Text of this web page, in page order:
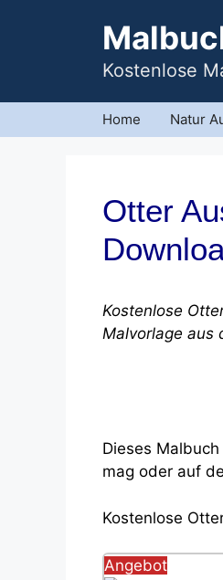
Kostenlose
Home Natur
Otter
Kostenlose
Malvorlage aus
Dieses
mag oder auf
Kostenlose
Angebot